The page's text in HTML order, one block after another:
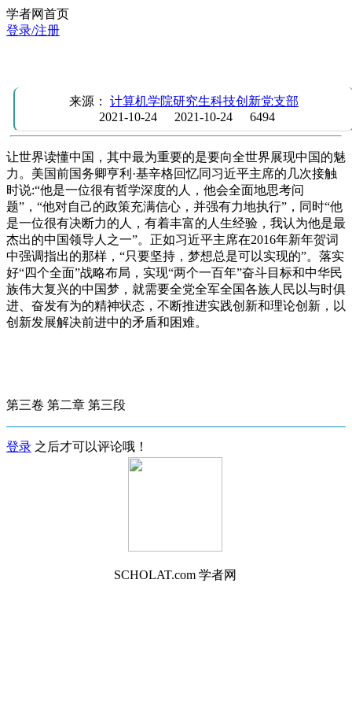
学者网首页
登录/注册
来源： 计算机学院研究生科技创新党支部
2021-10-24
2021-10-24 6494
让世界读懂中国，其中最为重要的是要向全世界展现中国的魅
力。美国前国务卿亨利·基辛格回忆同习近平主席的几次接触
时说:“他是一位很有哲学深度的人，他会全面地思考问
题”，“他对自己的政策充满信心，并强有力地执行”，同时“他
是一位很有决断力的人，有着丰富的人生经验，我认为他是最
杰出的中国领导人之一”。正如习近平主席在2016年新年贺词
中强调指出的那样，“只要坚持，梦想总是可以实现的”。落实
好“四个全面”战略布局，实现“两个一百年”奋斗目标和中华民
族伟大复兴的中国梦，就需要全党全军全国各族人民以与时俱
进、奋发有为的精神状态，不断推进实践创新和理论创新，以
创新发展解决前进中的矛盾和困难。
第三卷 第二章 第三段
登录 之后才可以评论哦！
SCHOLAT.com 学者网